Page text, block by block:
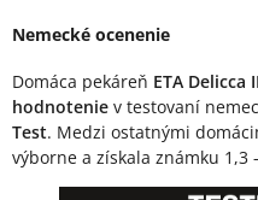
Nemecké ocenenie
Domáca pekáreň ETA Delicca
hodnotenie v testovaní
Test. Medzi ostatnými
výborne a získala známku 1,3